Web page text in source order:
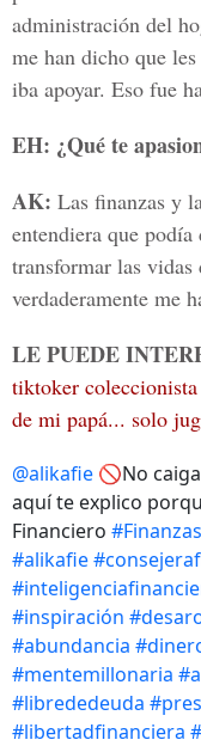
administración del
me han dicho que
iba apoyar. Eso fue
EH: ¿Qué te
AK: Las finanzas y
entendiera que
transformar las vidas
verdaderamente me
LE PUEDE
tiktoker
de mi papá... solo
@alikafie 🚫No
aquí te explico
Financiero
#alikafie
#inspiración
#abundancia
#mentemillonaria
#librededeuda
#libertadfinanciera